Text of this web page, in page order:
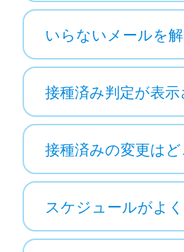
いらないメールを
接種済み判定が表
接種済みの変更は
スケジュールがよ